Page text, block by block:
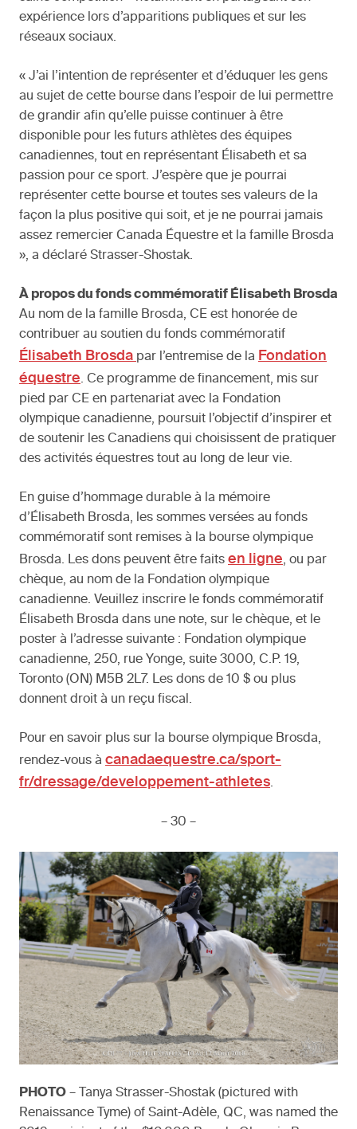
expérience lors d’apparitions publiques et sur les
réseaux sociaux.
« J’ai l’intention de représenter et d’éduquer les gens
au sujet de cette bourse dans l’espoir de lui permettre
de grandir afin qu’elle puisse continuer à être
disponible pour les futurs athlètes des équipes
canadiennes, tout en représentant Élisabeth et sa
passion pour ce sport. J’espère que je pourrai
représenter cette bourse et toutes ses valeurs de la
façon la plus positive qui soit, et je ne pourrai jamais
assez remercier Canada Équestre et la famille Brosda
», a déclaré Strasser-Shostak.
À propos du fonds commémoratif Élisabeth Brosda
Au nom de la famille Brosda, CE est honorée de
contribuer au soutien du fonds commémoratif
Élisabeth Brosda par l’entremise de la Fondation
équestre. Ce programme de financement, mis sur
pied par CE en partenariat avec la Fondation
olympique canadienne, poursuit l’objectif d’inspirer et
de soutenir les Canadiens qui choisissent de pratiquer
des activités équestres tout au long de leur vie.
En guise d’hommage durable à la mémoire
d’Élisabeth Brosda, les sommes versées au fonds
commémoratif sont remises à la bourse olympique
Brosda. Les dons peuvent être faits en ligne, ou par
chèque, au nom de la Fondation olympique
canadienne. Veuillez inscrire le fonds commémoratif
Élisabeth Brosda dans une note, sur le chèque, et le
poster à l’adresse suivante : Fondation olympique
canadienne, 250, rue Yonge, suite 3000, C.P. 19,
Toronto (ON) M5B 2L7. Les dons de 10 $ ou plus
donnent droit à un reçu fiscal.
Pour en savoir plus sur la bourse olympique Brosda,
rendez-vous à canadaequestre.ca/sport-
fr/dressage/developpement-athletes.
– 30 –
PHOTO – Tanya Strasser-Shostak (pictured with
Renaissance Tyme) of Saint-Adèle, QC, was named the